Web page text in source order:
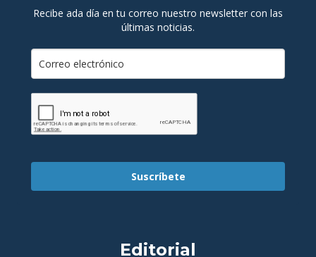
Recibe ada día en tu correo nuestro newsletter con las
últimas noticias.
Suscríbete
Editorial